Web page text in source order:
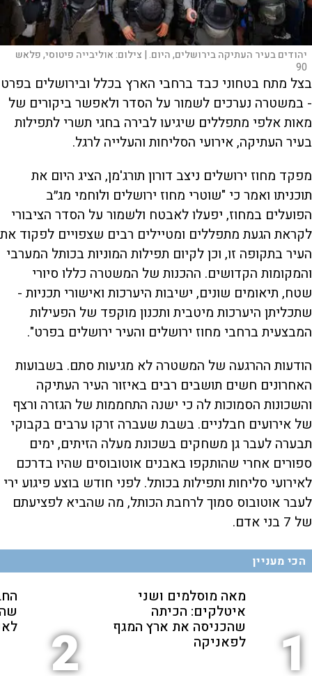
יהודים בעיר העתיקה בירושלים, היום. | צילום:אוליבייה פיטוסי, פלאש
90
בצל מתח בטחוני כבד ברחבי הארץ בכלל ובירושלים בפרט
- במשטרה נערכים לשמור על הסדר ולאפשר ביקורים של
מאות אלפי מתפללים שיגיעו לבירה בחגי תשרי לתפילות
בעיר העתיקה, אירועי הסליחות והעלייה לרגל.
מפקד מחוז ירושלים ניצב דורון תורג'מן, הציג היום את
תוכניתו ואמר כי "שוטרי מחוז ירושלים ולוחמי מג״ב
הפועלים במחוז, יפעלו לאבטח ולשמור על הסדר הציבורי
לקראת הגעת מתפללים ומטיילים רבים שצפויים לפקוד את
העיר בתקופה זו, וכן לקיום תפילות המוניות בכותל המערבי
והמקומות הקדושים. ההכנות של המשטרה כללו סיורי
שטח, תיאומים שונים, ישיבות היערכות ואישורי תכניות -
שתכליתן היערכות מיטבית ותכנון מוקפד של הפעילות
המבצעית ברחבי מחוז ירושלים והעיר ירושלים בפרט".
הודעות ההרגעה של המשטרה לא מגיעות סתם. בשבועות
האחרונים חשים תושבים רבים באיזור העיר העתיקה
והשכונות הסמוכות לה כי ישנה התחממות של הגזרה ורצף
של אירועים חבלניים. בשבת שעברה זרקו ערבים בקבוקי
תבערה לעבר גן משחקים בשכונת מעלה הזיתים, ימים
ספורים אחרי שהותקפו באבנים אוטובוסים שהיו בדרכם
לאירועי סליחות ותפילות בכותל. לפני חודש בוצע פיגוע ירי
לעבר אוטובוס סמוך לרחבת הכותל, מה שהביא לפציעתם
של 7 בני אדם.
הכי מעניין
1
מאה מוסלמים ושני
איטלקים: הכיתה
שהכניסה את ארץ המגף
לפאניקה 2